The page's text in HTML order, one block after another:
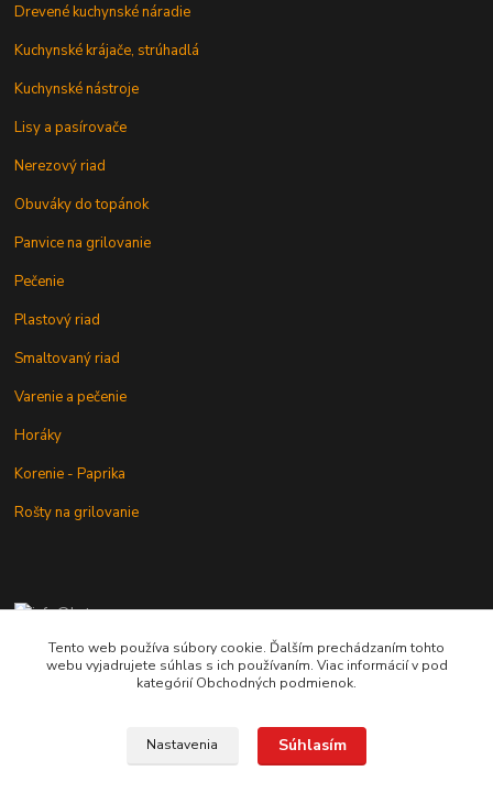
Drevené kuchynské náradie
Kuchynské krájače, strúhadlá
Kuchynské nástroje
Lisy a pasírovače
Nerezový riad
Obuváky do topánok
Panvice na grilovanie
Pečenie
Plastový riad
Smaltovaný riad
Varenie a pečenie
Horáky
Korenie - Paprika
Rošty na grilovanie
+421 902 212 007
od 8:00 - do 16:00 hod
Tento web používa súbory cookie. Ďalším prechádzaním tohto
webu vyjadrujete súhlas s ich používaním. Viac informácií v pod
kategórií Obchodných podmienok.
Nastavenia Súhlasím